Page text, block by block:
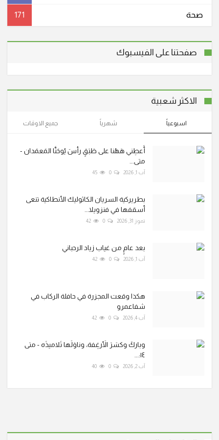
صحة 171
صفحتنا على الفيسبوك
الاكثر شعبية
اسبوعياً شهرياً جميع الاوقات
أَعطِني هَهُنا على طَبَقٍ رأسَ يُوحَنَّا المَعمَدان -
متى...
آب 1, 2026 0
45
بطريركية السريان الكاثوليك الأنطاكية تنعى
أسقفها في فنزويلا...
تموز 31, 2026 0
42
بعد عامٍ من غياب زياد الرحباني
آب 1, 2026 0
42
هكذا وقعت المجزرة في حافلة الركاب في
شفاعمرو
آب 4, 2026 0
42
وباركَ وكسَرَ الأَرغِفة، وناوَلَها تَلاميذَه - متى
١٤:...
آب 2, 2026 0
40